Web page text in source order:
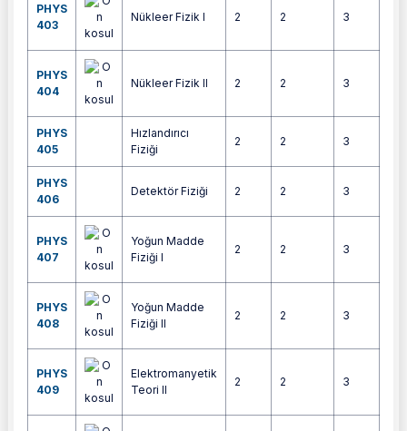
PHYS
403
Nükleer Fizik I 2 2 3
PHYS
404
Nükleer Fizik II 2 2 3
PHYS
405
Hızlandırıcı
Fiziği
2 2 3
PHYS
406
Detektör Fiziği 2 2 3
PHYS
407
Yoğun Madde
Fiziği I
2 2 3
PHYS
408
Yoğun Madde
Fiziği II
2 2 3
PHYS
409
Elektromanyetik
Teori II
2 2 3